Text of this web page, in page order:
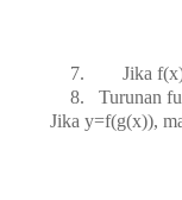
7. Jika
8. Turunan
y=f(g(x)),
dx